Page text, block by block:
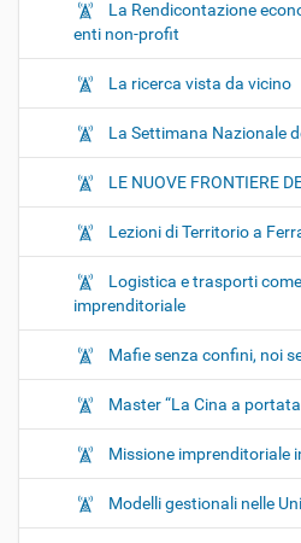
La Rendicontazione
enti non-profit
La ricerca vista da vicino
La Settimana Nazionale
LE NUOVE FRONTIERE
Lezioni di Territorio a
Logistica e trasporti
imprenditoriale
Mafie senza confini, noi
Master “La Cina a
Missione imprenditoriale
Modelli gestionali nelle